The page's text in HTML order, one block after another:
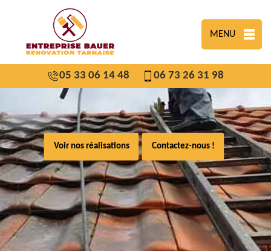
MENU
05 33 06 14 48 06 73 26 31 98
Voir nos réalisations Contactez-nous !